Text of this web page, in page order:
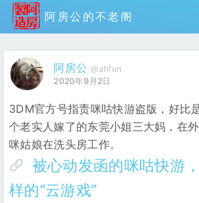
阿房公的不老阁
阿房公 @ahfun
2020年9月2日
3DM官方号指责咪咕快游盗版，好比
个老实人嫁了的东莞小姐三大妈，在
咪姑娘在洗头房工作。
被心动发函的咪咕快游
样的“云游戏”